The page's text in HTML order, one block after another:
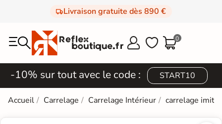
Livraison gratuite dès 890 €
  0
-10% sur tout avec le code : START10
Accueil Carrelage Carrelage Intérieur carrelage